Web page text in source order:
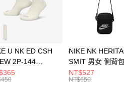
第一商業銀行
彰化商業銀行
U NK ED CSH
2P-144
男女 短統襪
NIKE NK
SMIT 男女 側背
BA5871010
NT$527
NT$650